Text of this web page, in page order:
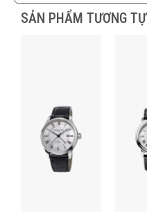
SẢN PHẨM TƯƠNG TỰ